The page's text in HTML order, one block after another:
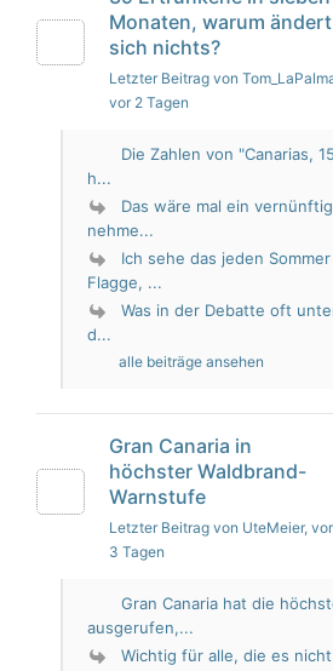
Monaten, warum ändert
sich nichts?
Letzter Beitrag von
vor 2 Tagen
Die Zahlen von "Canarias,
h...
Das wäre mal ein
nehme...
Ich sehe das jeden
Flagge, ...
Was in der Debatte oft
d...
alle beiträge ansehen
Gran Canaria in
höchster Waldbrand-
Warnstufe
Letzter Beitrag von UteMeier, vor
3 Tagen
Gran Canaria hat die
ausgerufen,...
Wichtig für alle, die es